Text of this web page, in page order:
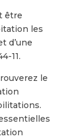
être
les
d’une
11.
le